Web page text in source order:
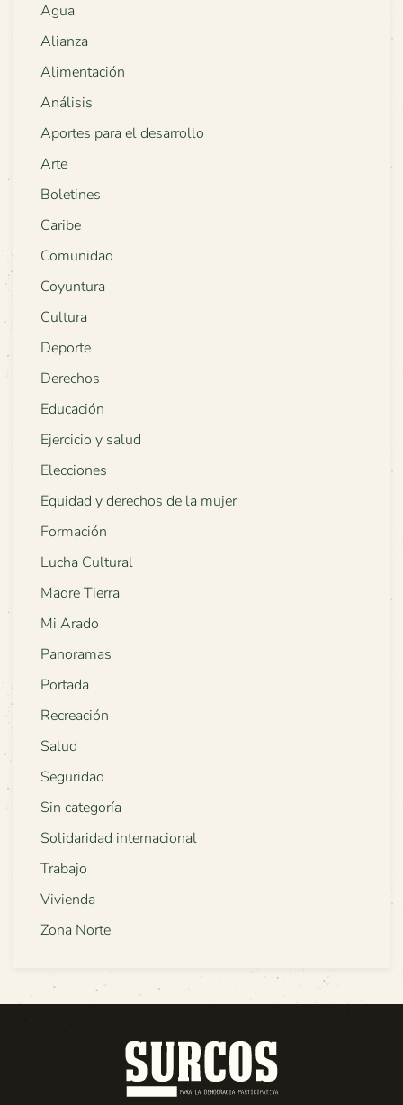
Agua
Alianza
Alimentación
Análisis
Aportes para el desarrollo
Arte
Boletines
Caribe
Comunidad
Coyuntura
Cultura
Deporte
Derechos
Educación
Ejercicio y salud
Elecciones
Equidad y derechos de la mujer
Formación
Lucha Cultural
Madre Tierra
Mi Arado
Panoramas
Portada
Recreación
Salud
Seguridad
Sin categoría
Solidaridad internacional
Trabajo
Vivienda
Zona Norte